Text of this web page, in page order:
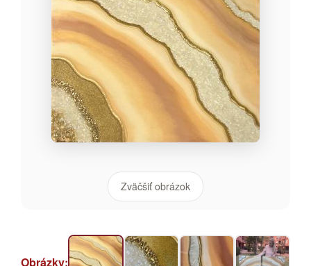
Zväčšiť obrázok
Obrázky: